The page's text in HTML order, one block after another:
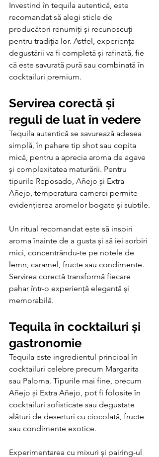
Investind în tequila autentică, este
recomandat să alegi sticle de
producători renumiți și recunoscuți
pentru tradiția lor. Astfel, experiența
degustării va fi completă și rafinată, fie
că este savurată pură sau combinată în
cocktailuri premium.
Servirea corectă și
reguli de luat în vedere
Tequila autentică se savurează adesea
simplă, în pahare tip shot sau copita
mică, pentru a aprecia aroma de agave
și complexitatea maturării. Pentru
tipurile Reposado, Añejo și Extra
Añejo, temperatura camerei permite
evidențierea aromelor bogate și subtile.
Un ritual recomandat este să inspiri
aroma înainte de a gusta și să iei sorbiri
mici, concentrându-te pe notele de
lemn, caramel, fructe sau condimente.
Servirea corectă transformă fiecare
pahar într-o experiență elegantă și
memorabilă.
Tequila în cocktailuri și
gastronomie
Tequila este ingredientul principal în
cocktailuri celebre precum Margarita
sau Paloma. Tipurile mai fine, precum
Añejo și Extra Añejo, pot fi folosite în
cocktailuri sofisticate sau degustate
alături de deserturi cu ciocolată, fructe
sau condimente exotice.
Experimentarea cu mixuri și pairing-ul